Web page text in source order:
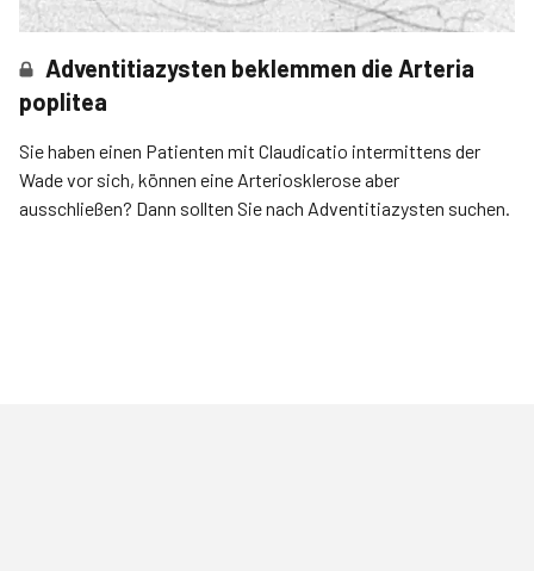
Adventitiazysten beklemmen die Arteria
poplitea
Sie haben einen Patienten mit Claudicatio inter­mittens der
Wade vor sich, können eine Arteriosklerose aber
ausschließen? Dann sollten Sie nach Adventitiazysten suchen.